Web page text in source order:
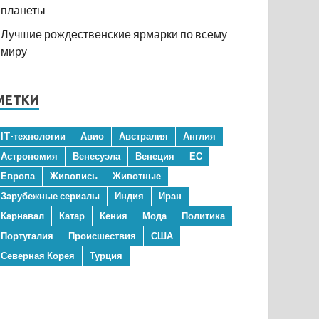
планеты
Лучшие рождественские ярмарки по всему
миру
IT-технологии Авио Австралия
Англия
Астрономия
Венесуэла Венеция
ЕС
Европа
Живопись
Животные
Зарубежные сериалы
Индия
Иран
Карнавал
Катар Кения Мода
Политика
Португалия
Происшествия
США
Северная Корея
Турция